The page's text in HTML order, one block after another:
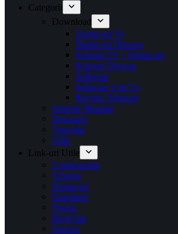
Categorii
Download
Dump-uri Tv
Dump-uri Diverse
Scheme Tv + Dump-uri
Scheme Diverse
Software
Software Usb Tv
Revista Tehnium
Scheme Montaje
Depanare
Tutoriale
Utile
Link-uri Utile
Componente
Scheme
Dump-uri
Datasheet
Forum
Blog/Site
Service